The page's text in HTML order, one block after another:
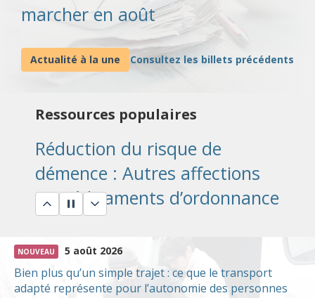
marcher en août
Actualité à la une Consultez les billets précédents
Ressources populaires
démence : Aperçu
Multimédia: Promouvoir la
Réduction du risque de
démence : Autres affections
et médicaments d’ordonnance
démence : Perte auditive
Previous resource
Pause automatic rotation
Next resource
NOUVEAU 5 août 2026
Bien plus qu’un simple trajet : ce que le transport
adapté représente pour l’autonomie des personnes